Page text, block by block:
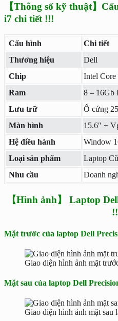
【Thông số kỹ thuật】
i7 chi tiết !!!
Cấu hình
Chi tiết
Thương hiệu
Dell
Chip
Intel
Ram
8 – 16Gb
Lưu trữ
Ổ cứng
Màn hình
15.6″ +
Hệ điều hành
Window
Loại sản phẩm
Laptop Cũ
Nhu cầu
Doanh
【Hình ảnh】 Laptop
!!
Mặt trước của laptop Dell
Giao diện hình ảnh mặt
Mặt sau của laptop Dell
Giao diện hình ảnh mặt